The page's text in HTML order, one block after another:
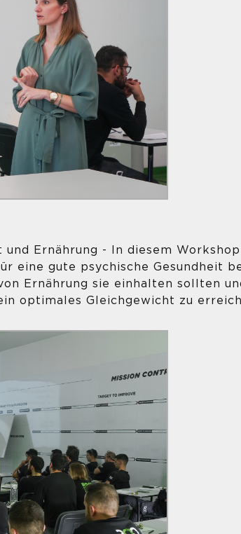
Ernährung - In diesem
eine gute psychische Gesundheit
Ernährung sie einhalten sollten
optimales Gleichgewicht zu